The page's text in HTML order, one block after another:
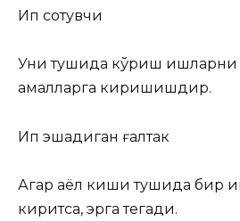
Ип сотувчи
Уни тушида кўриш ишларни
амалларга киришишдир.
Ип эшадиган ғалтак
Агар аёл киши тушида бир ип
киритса, эрга тегади.